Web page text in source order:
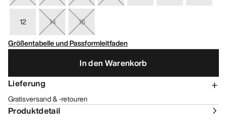
12 14
16
Größentabelle und Passformleitfaden
In den Warenkorb
Lieferung
Gratisversand & -retouren
Produktdetail